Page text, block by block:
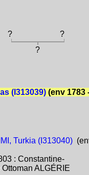
?
?
?
(I313039)(env 1783
Turkia (I313040)
: Constantine-
ALGÉRIE